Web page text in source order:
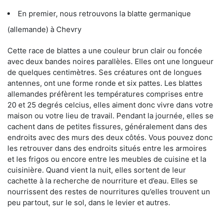
En premier, nous retrouvons la blatte germanique
(allemande) à Chevry
Cette race de blattes a une couleur brun clair ou foncée
avec deux bandes noires parallèles. Elles ont une longueur
de quelques centimètres. Ses créatures ont de longues
antennes, ont une forme ronde et six pattes. Les blattes
allemandes préfèrent les températures comprises entre
20 et 25 degrés celcius, elles aiment donc vivre dans votre
maison ou votre lieu de travail. Pendant la journée, elles se
cachent dans de petites fissures, généralement dans des
endroits avec des murs des deux côtés. Vous pouvez donc
les retrouver dans des endroits situés entre les armoires
et les frigos ou encore entre les meubles de cuisine et la
cuisinière. Quand vient la nuit, elles sortent de leur
cachette à la recherche de nourriture et d’eau. Elles se
nourrissent des restes de nourritures qu’elles trouvent un
peu partout, sur le sol, dans le levier et autres.